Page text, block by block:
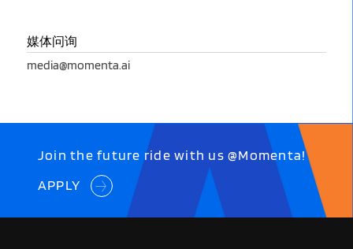
媒体问询
media@momenta.ai
Join the future ride with us @Momenta!
APPLY